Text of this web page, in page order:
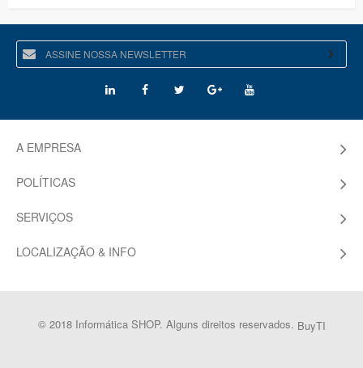
A EMPRESA
POLÍTICAS
SERVIÇOS
LOCALIZAÇÃO & INFO
© 2018 Informática SHOP. Alguns direitos reservados. BuyTI